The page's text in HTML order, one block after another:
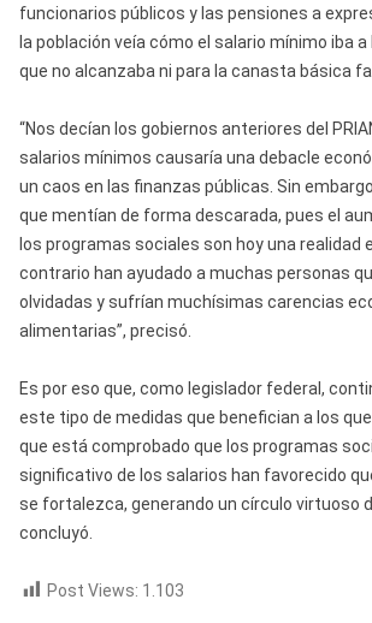
funcionarios públicos y las pensiones a
la población veía cómo el salario mínimo iba a
que no alcanzaba ni para la canasta básica
“Nos decían los gobiernos anteriores del
salarios mínimos causaría una debacle
un caos en las finanzas públicas. Sin
que mentían de forma descarada, pues el
los programas sociales son hoy una realidad
contrario han ayudado a muchas personas
olvidadas y sufrían muchísimas carencias
alimentarias”, precisó.
Es por eso que, como legislador federal,
este tipo de medidas que benefician a los
que está comprobado que los programas
significativo de los salarios han favorecido
se fortalezca, generando un círculo virtuoso
concluyó.
Post Views: 1.103